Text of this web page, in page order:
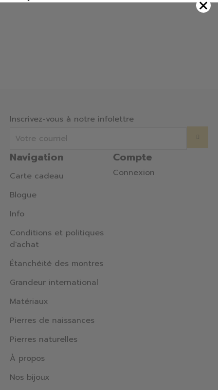
Navigation
Carte cadeau
Blogue
Info
Conditions et politiques
d'achat
Étanchéité des montres
Grandeur international
Matériaux
Pierres de naissances
Pierres naturelles
À propos
Nos bijoux
Compte
Connexion
Inscrivez-vous à notre infolettre